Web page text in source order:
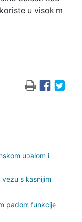
u visokim
upalom i
s kasnijim
padom funkcije